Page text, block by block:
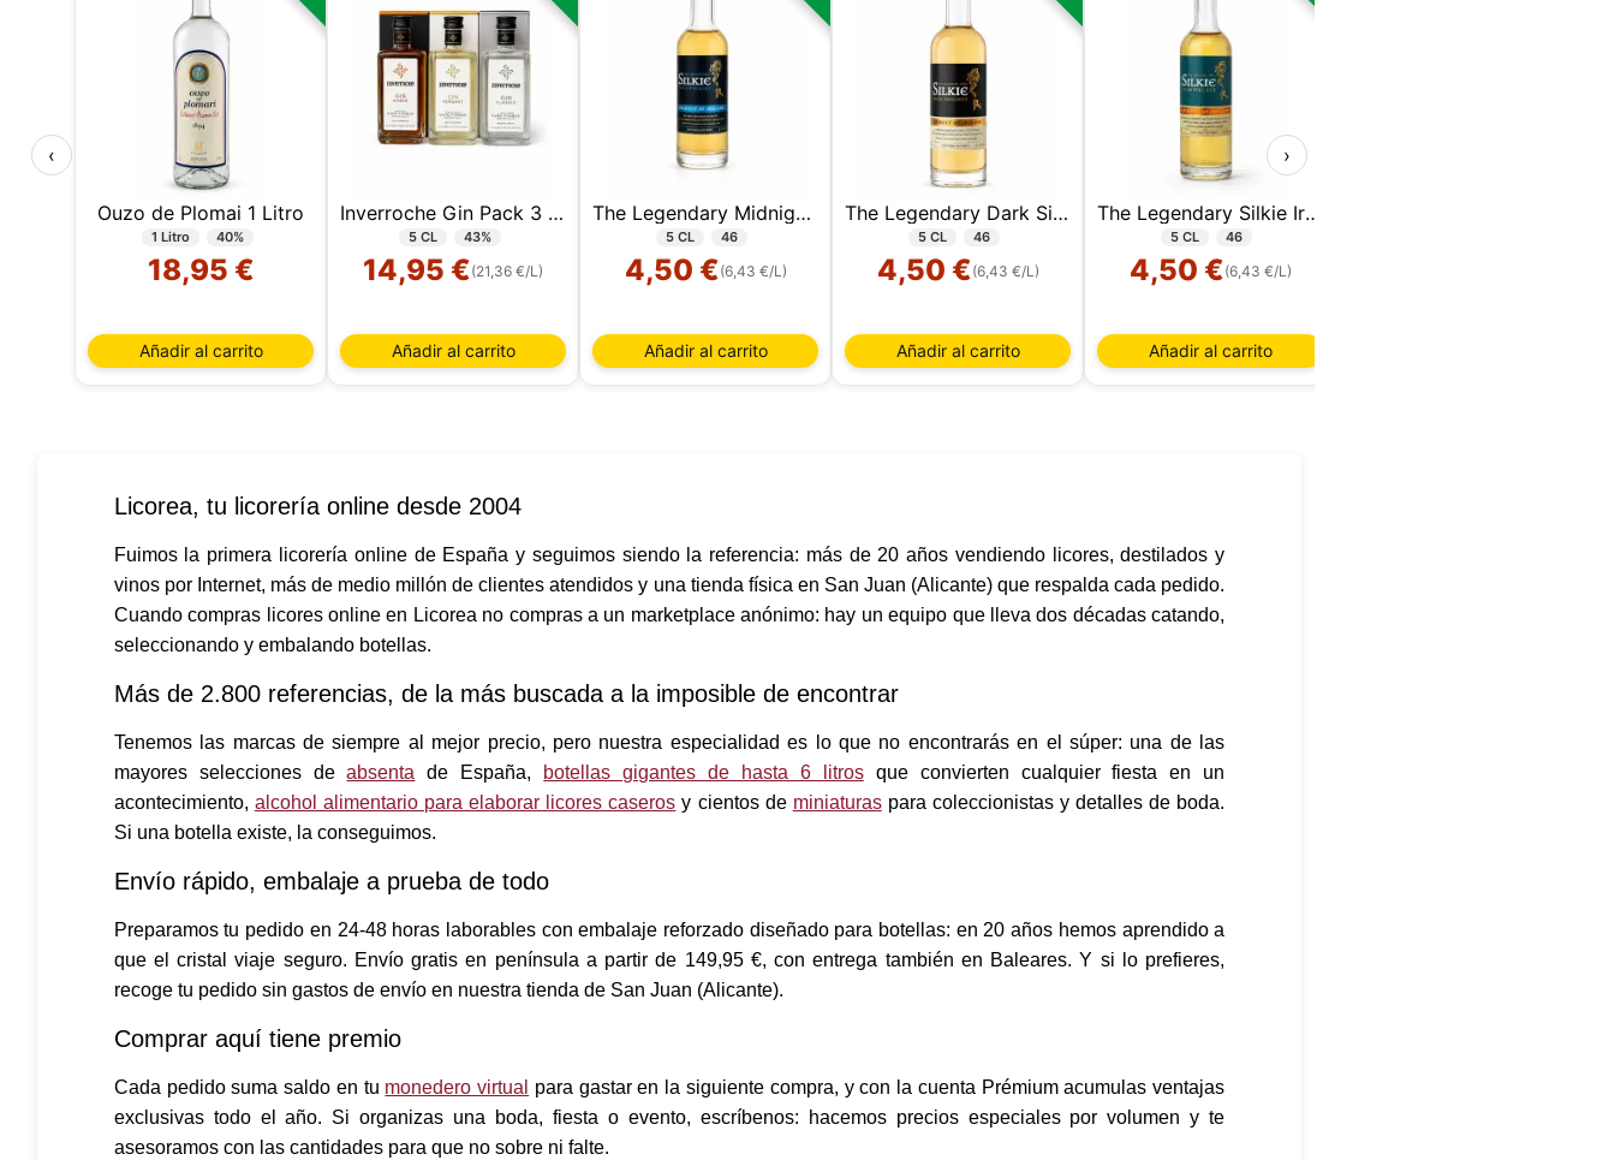
‹
Ouzo de Plomai 1 Litro
1 Litro 40%
18,95 €
Añadir al carrito
Inverroche Gin Pack 3 Miniaturas
5 CL 43%
14,95 €(21,36 €/L)
Añadir al carrito
The Legendary Midnight Silkie Irish Whiskey 5 CL
5 CL 46
4,50 €(6,43 €/L)
Añadir al carrito
The Legendary Dark Silkie Irish Whiskey 5 CL
5 CL 46
4,50 €(6,43 €/L)
Añadir al carrito
The Legendary Silkie Irish Whiskey 5 CL
5 CL 46
4,50 €(6,43 €/L)
Añadir al carrito
›
Licorea, tu licorería online desde 2004
Fuimos la primera licorería online de España y seguimos siendo la referencia: más de 20 años vendiendo licores, destilados y
vinos por Internet, más de medio millón de clientes atendidos y una tienda física en San Juan (Alicante) que respalda cada pedido.
Cuando compras licores online en Licorea no compras a un marketplace anónimo: hay un equipo que lleva dos décadas catando,
seleccionando y embalando botellas.
Más de 2.800 referencias, de la más buscada a la imposible de encontrar
Tenemos las marcas de siempre al mejor precio, pero nuestra especialidad es lo que no encontrarás en el súper: una de las
mayores selecciones deabsenta de España, botellas gigantes de hasta 6 litrosque convierten cualquier fiesta en un
acontecimiento, alcohol alimentario para elaborar licores caseros y cientos de miniaturaspara coleccionistas y detalles de boda.
Si una botella existe, la conseguimos.
Envío rápido, embalaje a prueba de todo
Preparamos tu pedido en 24-48 horas laborables con embalaje reforzado diseñado para botellas: en 20 años hemos aprendido a
que el cristal viaje seguro. Envío gratis en península a partir de 149,95 €, con entrega también en Baleares. Y si lo prefieres,
recoge tu pedido sin gastos de envío en nuestra tienda de San Juan (Alicante).
Comprar aquí tiene premio
Cada pedido suma saldo en tu monedero virtual para gastar en la siguiente compra, y con la cuenta Prémium acumulas ventajas
exclusivas todo el año. Si organizas una boda, fiesta o evento, escríbenos: hacemos precios especiales por volumen y te
asesoramos con las cantidades para que no sobre ni falte.
que pueden incluir identificadores personales (por ejemplo, dirección IP y
para diversos fines: por ejemplo, para acceder a su cuenta y recordar su
carrito de la compra, mantener la seguridad, recordar las elecciones del
usuario, mejorar nuestro sitio web y, por último, con fines de marketing.
Puede rechazar todo tratamiento no esencial eligiendo aceptar solo las